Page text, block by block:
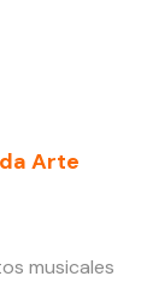
Arte
musicales